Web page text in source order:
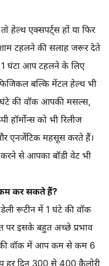
हेल्थ एक्सपर्ट्स हों या फिर
टहलने की सलाह जरूर देते
घंटा आप टहलने के लिए
बल्कि मेंटल हेल्थ भी
घंटे की वॉक आपकी मसल्स,
को भी रिलीज
एनर्जेटिक महसूस करते हैं।
से आपका बॉडी वेट भी
कर सकते हैं?
रूटीन में 1 घंटे की वॉक
पर इसके बहुत अच्छे प्रभाव
की वॉक में आप कम से कम 6
हर दिन 300 से 400 कैलोरी